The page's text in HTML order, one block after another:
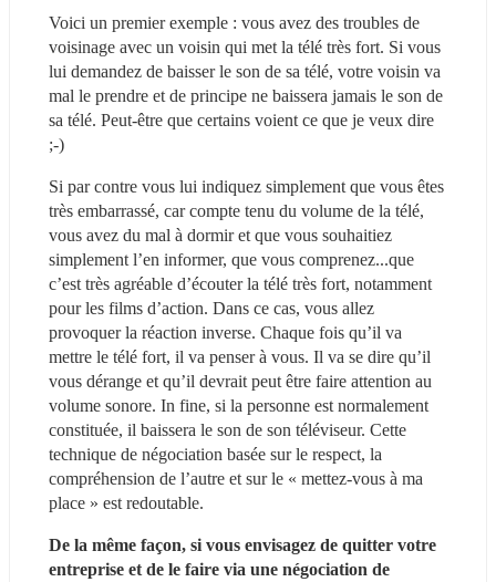
Voici un premier exemple : vous avez des troubles de
voisinage avec un voisin qui met la télé très fort. Si vous
lui demandez de baisser le son de sa télé, votre voisin va
mal le prendre et de principe ne baissera jamais le son de
sa télé. Peut-être que certains voient ce que je veux dire
;-)
Si par contre vous lui indiquez simplement que vous êtes
très embarrassé, car compte tenu du volume de la télé,
vous avez du mal à dormir et que vous souhaitiez
simplement l’en informer, que vous comprenez...que
c’est très agréable d’écouter la télé très fort, notamment
pour les films d’action. Dans ce cas, vous allez
provoquer la réaction inverse. Chaque fois qu’il va
mettre le télé fort, il va penser à vous. Il va se dire qu’il
vous dérange et qu’il devrait peut être faire attention au
volume sonore. In fine, si la personne est normalement
constituée, il baissera le son de son téléviseur. Cette
technique de négociation basée sur le respect, la
compréhension de l’autre et sur le « mettez-vous à ma
place » est redoutable.
De la même façon, si vous envisagez de quitter votre
entreprise et de le faire via une négociation de